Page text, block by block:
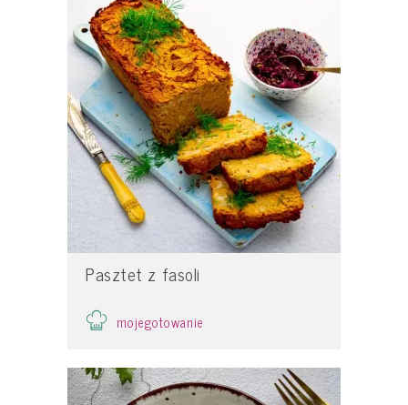
Pasztet z fasoli
mojegotowanie